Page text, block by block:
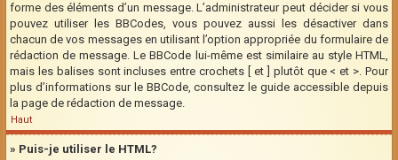
forme des éléments d’un message. L’administrateur peut décider si vous
pouvez utiliser les BBCodes, vous pouvez aussi les désactiver dans
chacun de vos messages en utilisant l’option appropriée du formulaire de
rédaction de message. Le BBCode lui-même est similaire au style HTML,
mais les balises sont incluses entre crochets [ et ] plutôt que < et >. Pour
plus d’informations sur le BBCode, consultez le guide accessible depuis
la page de rédaction de message.
Haut
» Puis-je utiliser le HTML?